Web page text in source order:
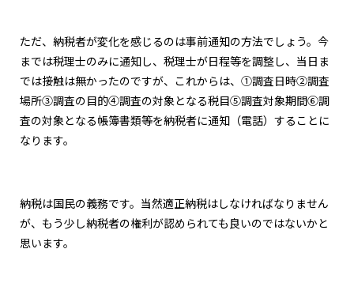
ただ、納税者が変化を感じるのは事前通知の方法でしょう。今
までは税理士のみに通知し、税理士が日程等を調整し、当日ま
では接触は無かったのですが、これからは、①調査日時②調査
場所③調査の目的④調査の対象となる税目⑤調査対象期間⑥調
査の対象となる帳簿書類等を納税者に通知（電話）することに
なります。
納税は国民の義務です。当然適正納税はしなければなりません
が、もう少し納税者の権利が認められても良いのではないかと
思います。